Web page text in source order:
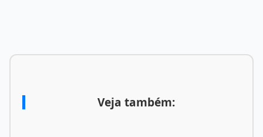
Veja também: